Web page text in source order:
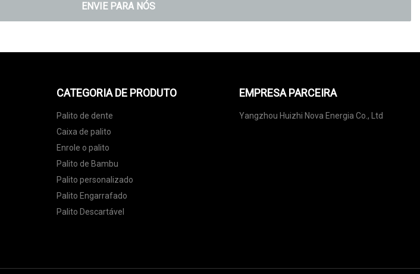
ENVIE PARA NÓS
CATEGORIA DE PRODUTO
Palito de dente
Caixa de palito
Enrole o palito
Palito de Bambu
Palito personalizado
Palito Engarrafado
Palito Descartável
EMPRESA PARCEIRA
Yangzhou Huizhi Nova Energia Co., Ltd